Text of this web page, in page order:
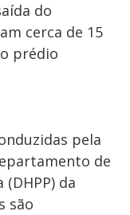
do
cerca de 15
prédio
pela
de
da
são